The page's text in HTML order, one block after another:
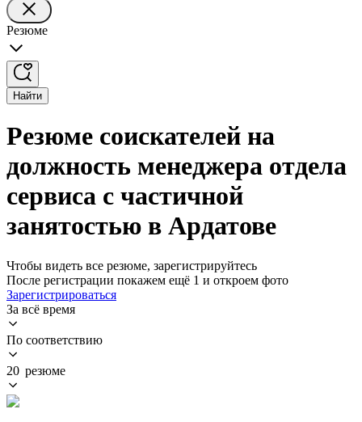
Резюме
Найти
Резюме соискателей на
должность менеджера отдела
сервиса с частичной
занятостью в Ардатове
Чтобы видеть все резюме, зарегистрируйтесь
После регистрации покажем ещё 1 и откроем фото
Зарегистрироваться
За всё время
По соответствию
20 резюме